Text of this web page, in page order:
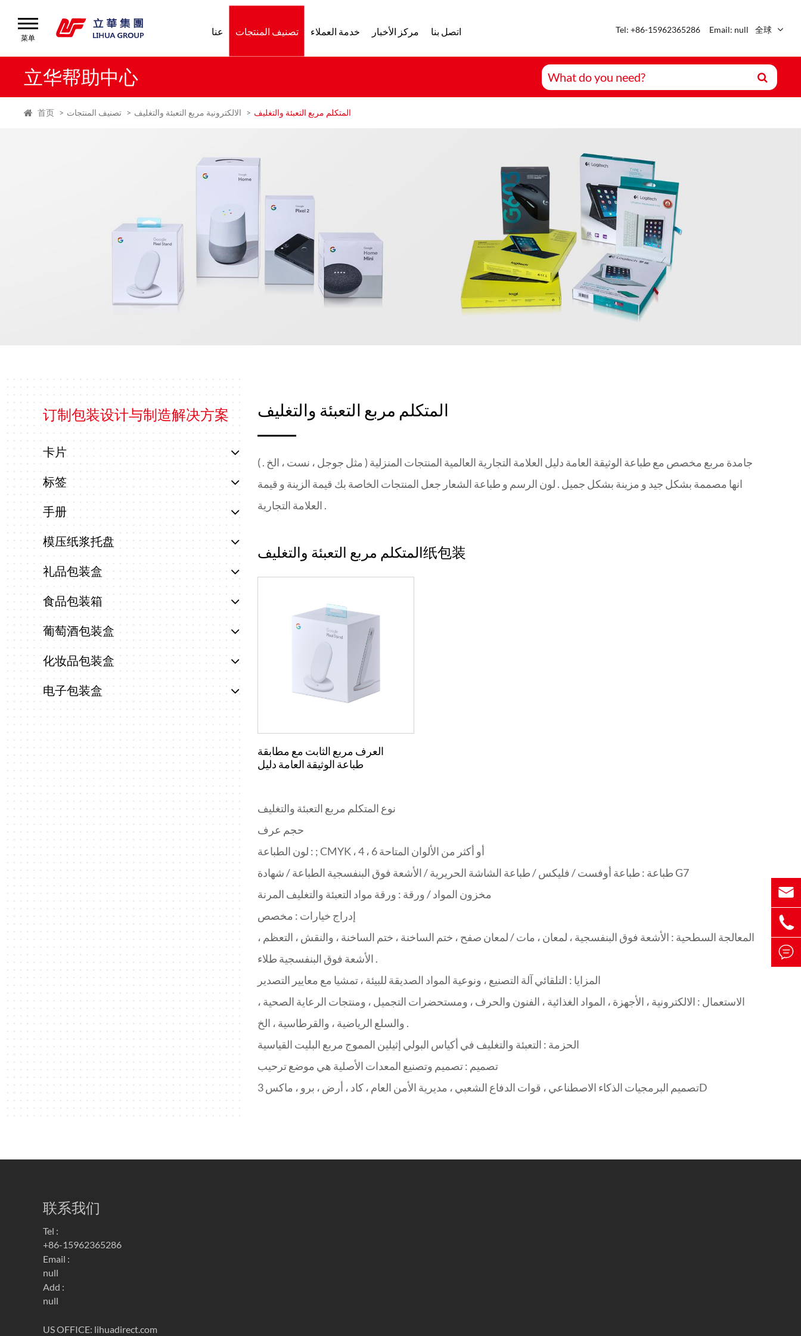
菜单
عنا تصنيف المنتجات خدمة العملاء مركز الأخبار اتصل بنا Tel: +86-15962365286 Email: null 全球
菜单
عنا
立华帮助中心
首页 تصنيف المنتجات الالكترونية مربع التعبئة والتغليف المتكلم مربع التعبئة والتغليف
订制包装设计与制造解决方案
卡片
标签
手册
模压纸浆托盘
礼品包装盒
食品包装箱
葡萄酒包装盒
化妆品包装盒
电子包装盒
المتكلم مربع التعبئة والتغليف
جامدة مربع مخصص مع طباعة الوثيقة العامة دليل العلامة التجارية العالمية المنتجات المنزلية ( مثل جوجل ، نست ، الخ . )
انها مصممة بشكل جيد و مزينة بشكل جميل . لون الرسم و طباعة الشعار جعل المنتجات الخاصة بك قيمة الزينة و قيمة
العلامة التجارية .
المتكلم مربع التعبئة والتغليف纸包装
العرف مربع الثابت مع مطابقة
طباعة الوثيقة العامة دليل
نوع المتكلم مربع التعبئة والتغليف
حجم عرف
لون الطباعة : ; CMYK ، 4 ، 6 أو أكثر من الألوان المتاحة
طباعة : طباعة أوفست / فليكس / طباعة الشاشة الحريرية / الأشعة فوق البنفسجية الطباعة / شهادة G7
مخزون المواد / ورقة : ورقة مواد التعبئة والتغليف المرنة
إدراج خيارات : مخصص
المعالجة السطحية : الأشعة فوق البنفسجية ، لمعان ، مات / لمعان صفح ، ختم الساخنة ، ختم الساخنة ، والنقش ، التعظم ،
الأشعة فوق البنفسجية طلاء .
المزايا : التلقائي آلة التصنيع ، ونوعية المواد الصديقة للبيئة ، تمشيا مع معايير التصدير
الاستعمال : الالكترونية ، الأجهزة ، المواد الغذائية ، الفنون والحرف ، ومستحضرات التجميل ، ومنتجات الرعاية الصحية ،
والسلع الرياضية ، والقرطاسية ، الخ .
الحزمة : التعبئة والتغليف في أكياس البولي إثيلين المموج مربع البليت القياسية
تصميم : تصميم وتصنيع المعدات الأصلية هي موضع ترحيب
تصميم البرمجيات الذكاء الاصطناعي ، قوات الدفاع الشعبي ، مديرية الأمن العام ، كاد ، أرض ، برو ، ماكس 3D
联系我们
Tel :
+86-15962365286
Email :
null
Add :
null
US OFFICE: lihuadirect.com


